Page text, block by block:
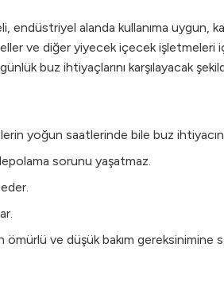
alanda kullanıma uygun,
ve diğer yiyecek içecek işletmeleri
buz ihtiyaçlarını karşılayacak
yoğun saatlerinde bile buz ihtiyacını
sorunu yaşatmaz.
ve düşük bakım gereksinimine